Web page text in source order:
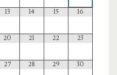
13 14 15 16
20 21 22 23
27 28 29 30